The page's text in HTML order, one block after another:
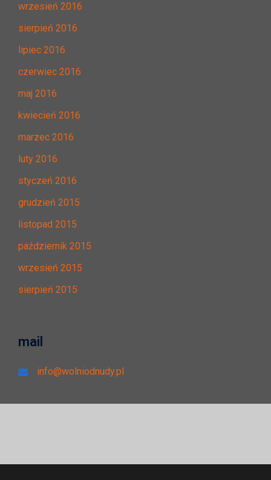
wrzesień 2016
sierpień 2016
lipiec 2016
czerwiec 2016
maj 2016
kwiecień 2016
marzec 2016
luty 2016
styczeń 2016
grudzień 2015
listopad 2015
październik 2015
wrzesień 2015
sierpień 2015
mail
info@wolniodnudy.pl